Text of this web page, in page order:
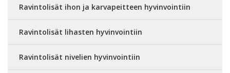
Ravintolisät ihon ja karvapeitteen hyvinvointiin
Ravintolisät lihasten hyvinvointiin
Ravintolisät nivelien hyvinvointiin